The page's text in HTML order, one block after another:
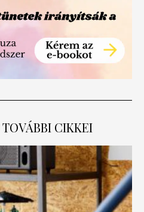
TOVÁBBI CIKKEI